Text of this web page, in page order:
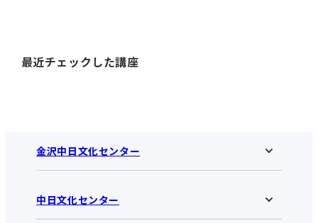
最近チェックした講座
金沢中日文化センター
金沢中日文化センターHOME
お知らせ
中日文化センター